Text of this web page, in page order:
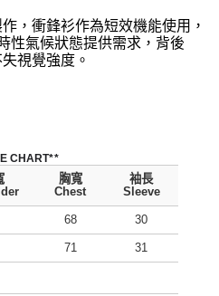
，衝鋒衫作為短效機能使用，
性氣候狀態提供需求，背後
視覺強度。
CHART**
胸寬
Chest
袖長
Sleeve
68 30
71 31